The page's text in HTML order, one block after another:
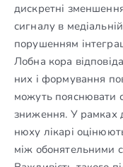
дискретні
сигналу в медіальній
порушенням
Лобна кора
них і формування
можуть пояснювати
зниження. У рамках
нюху лікарі
між обонятельними